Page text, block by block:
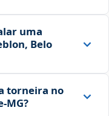
uma
Belo
torneira no